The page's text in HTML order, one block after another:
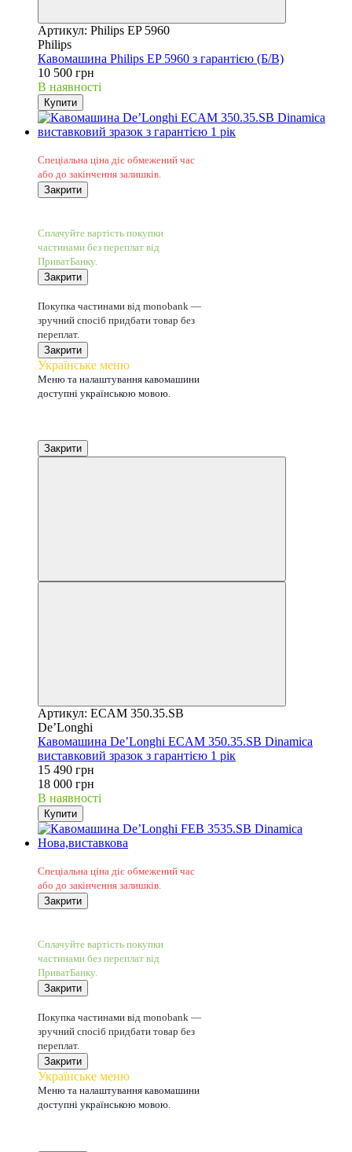
Артикул: Philips EP 5960
Philips
Кавомашина Philips EP 5960 з гарантією (Б/В)
10 500 грн
В наявності
Купити
Спеціальна ціна діє обмежений час
або до закінчення залишків.
Закрити
Сплачуйте вартість покупки
частинами без переплат від
ПриватБанку.
Закрити
Покупка частинами від monobank —
зручний спосіб придбати товар без
переплат.
Закрити
Українське меню
Меню та налаштування кавомашини
доступні українською мовою.
Закрити
Артикул: ECAM 350.35.SB
De’Longhi
Кавомашина De’Longhi ECAM 350.35.SB Dinamica
виставковий зразок з гарантією 1 рік
15 490 грн
18 000 грн
В наявності
Купити
Спеціальна ціна діє обмежений час
або до закінчення залишків.
Закрити
Сплачуйте вартість покупки
частинами без переплат від
ПриватБанку.
Закрити
Покупка частинами від monobank —
зручний спосіб придбати товар без
переплат.
Закрити
Українське меню
Меню та налаштування кавомашини
доступні українською мовою.